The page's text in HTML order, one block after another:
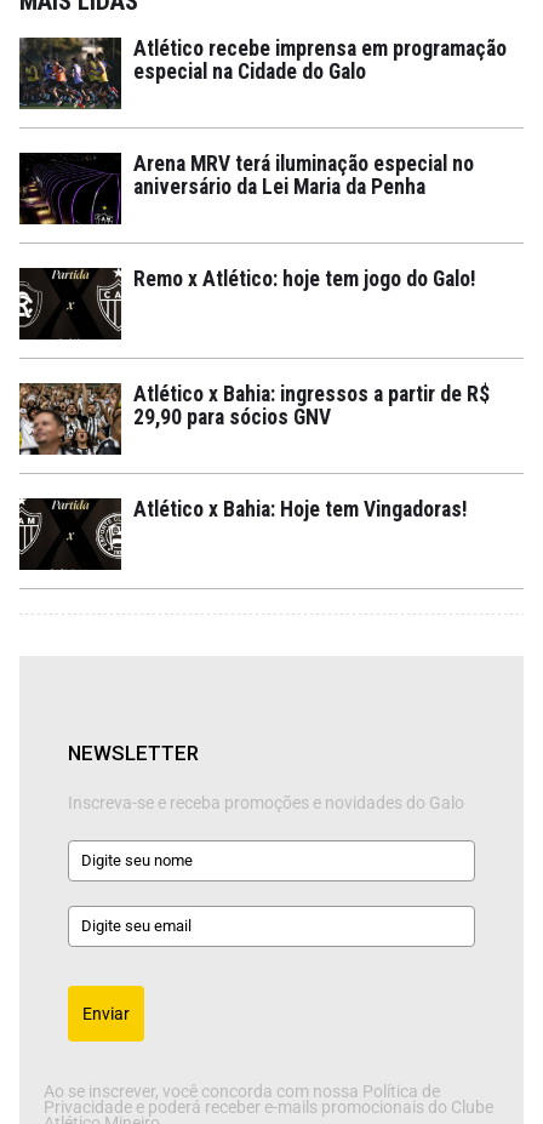
Atlético recebe imprensa em programação
especial na Cidade do Galo
Arena MRV terá iluminação especial no
aniversário da Lei Maria da Penha
Remo x Atlético: hoje tem jogo do Galo!
Atlético x Bahia: ingressos a partir de R$
29,90 para sócios GNV
Atlético x Bahia: Hoje tem Vingadoras!
NEWSLETTER
Inscreva-se e receba promoções e novidades do Galo
Enviar
Ao se inscrever, você concorda com nossa Política de
Privacidade e poderá receber e-mails promocionais do Clube